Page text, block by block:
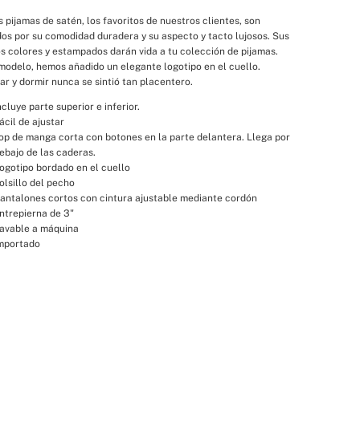
pijamas de satén, los favoritos de nuestros clientes, son
por su comodidad duradera y su aspecto y tacto lujosos. Sus
colores y estampados darán vida a tu colección de pijamas.
hemos añadido un elegante logotipo en el cuello.
y dormir nunca se sintió tan placentero.
parte superior e inferior.
de ajustar
de manga corta con botones en la parte delantera. Llega por
de las caderas.
bordado en el cuello
del pecho
cortos con cintura ajustable mediante cordón
de 3"
a máquina